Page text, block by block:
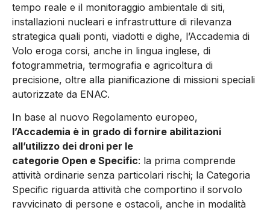
tempo reale e il monitoraggio ambientale di siti,
installazioni nucleari e infrastrutture di rilevanza
strategica quali ponti, viadotti e dighe, l’Accademia di
Volo eroga corsi, anche in lingua inglese, di
fotogrammetria, termografia e agricoltura di
precisione, oltre alla pianificazione di missioni speciali
autorizzate da ENAC.
In base al nuovo Regolamento europeo,
l’Accademia è in grado di fornire abilitazioni
all’utilizzo dei droni per le
categorie Open e Specific: la prima comprende
attività ordinarie senza particolari rischi; la Categoria
Specific riguarda attività che comportino il sorvolo
ravvicinato di persone e ostacoli, anche in modalità